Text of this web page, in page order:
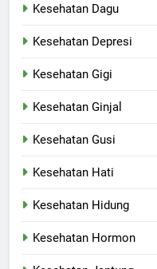
Kesehatan Dagu
Kesehatan Depresi
Kesehatan Gigi
Kesehatan Ginjal
Kesehatan Gusi
Kesehatan Hati
Kesehatan Hidung
Kesehatan Hormon